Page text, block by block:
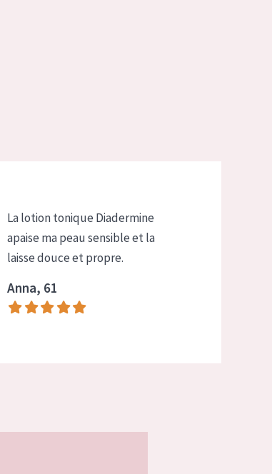
La lotion tonique Diadermine
apaise ma peau sensible et la
laisse douce et propre.
Anna, 61